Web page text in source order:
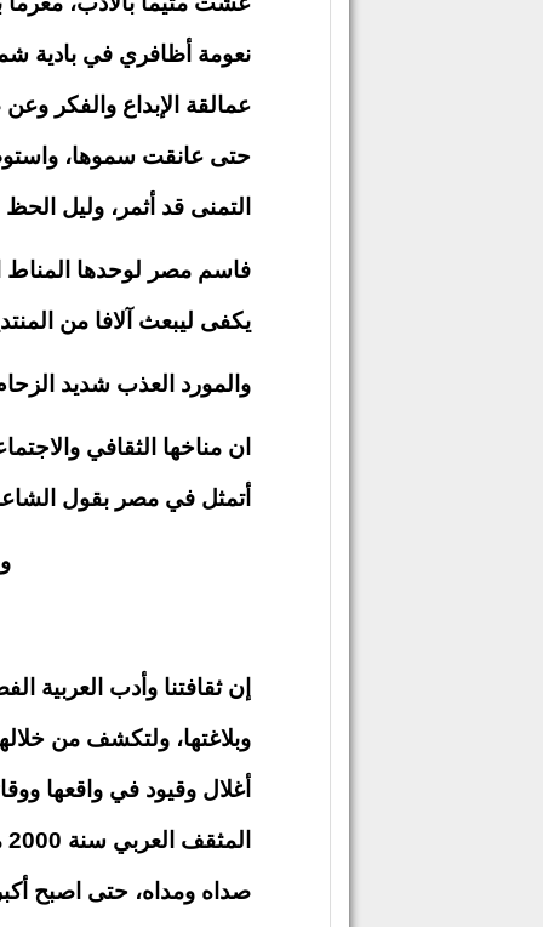
نعومة أظافري في بادية
عمالقة الإبداع والفكر وعن
حتى عانقت سموها،
التمنى قد أثمر، وليل
فاسم مصر لوحدها المناط
يكفى ليبعث آلافا من
والمورد العذب شديد
ان مناخها الثقافي
أتمثل في مصر بقول
إن ثقافتنا وأدب العربية
وبلاغتها، ولتكشف من
أغلال وقيود في واقعها
صداه ومداه، حتى اصبح